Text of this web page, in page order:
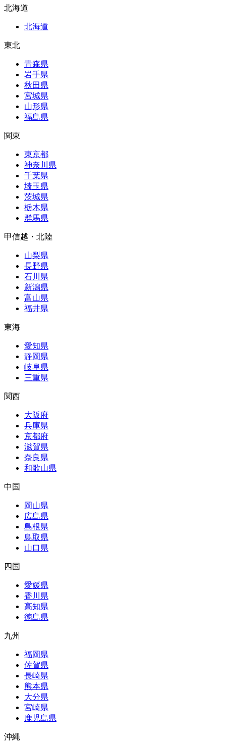
北海道
北海道
東北
青森県
岩手県
秋田県
宮城県
山形県
福島県
関東
東京都
神奈川県
千葉県
埼玉県
茨城県
栃木県
群馬県
甲信越・北陸
山梨県
長野県
石川県
新潟県
富山県
福井県
東海
愛知県
静岡県
岐阜県
三重県
関西
大阪府
兵庫県
京都府
滋賀県
奈良県
和歌山県
中国
岡山県
広島県
島根県
鳥取県
山口県
四国
愛媛県
香川県
高知県
徳島県
九州
福岡県
佐賀県
長崎県
熊本県
大分県
宮崎県
鹿児島県
沖縄